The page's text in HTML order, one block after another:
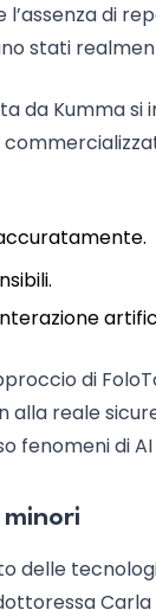
di
stati
da Kumma
di
reale
fenomeni di AI
delle